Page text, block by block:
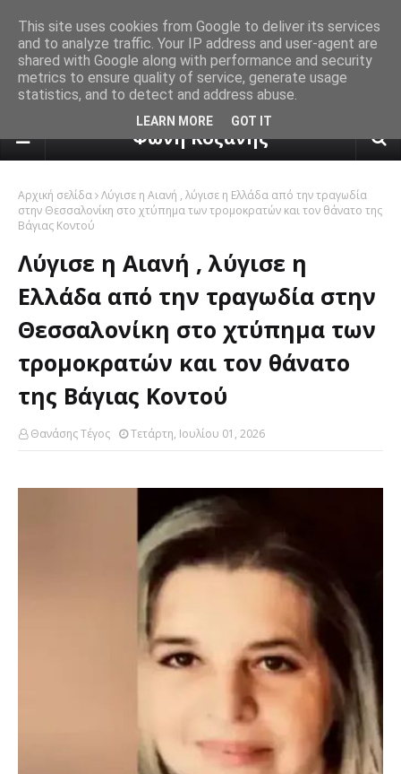
πρόγνωση καιρού από το
Φωνή Κοζάνης
Αρχική σελίδα Λύγισε η Αιανή , λύγισε η Ελλάδα από την τραγωδία
στην Θεσσαλονίκη στο χτύπημα των τρομοκρατών και τον θάνατο της
Βάγιας Κοντού
Λύγισε η Αιανή , λύγισε η
Ελλάδα από την τραγωδία στην
Θεσσαλονίκη στο χτύπημα των
τρομοκρατών και τον θάνατο
της Βάγιας Κοντού
Θανάσης Τέγος Τετάρτη, Ιουλίου 01, 2026
This site uses cookies from Google to deliver its services
and to analyze traffic. Your IP address and user-agent are
shared with Google along with performance and security
metrics to ensure quality of service, generate usage
statistics, and to detect and address abuse.
LEARN MORE GOT IT